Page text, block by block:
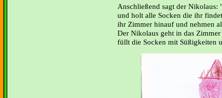
Anschließend sagt der
und holt alle Socken die ihr
ihr Zimmer hinauf und nehmen
Der Nikolaus geht in das
füllt die Socken mit Süßigkeiten